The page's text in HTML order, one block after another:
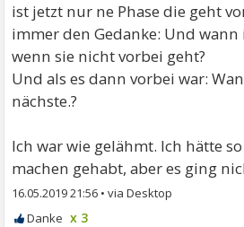
ist jetzt nur ne Phase die geht
immer den Gedanke: Und wann
wenn sie nicht vorbei geht?
Und als es dann vorbei war:
nächste.?
Ich war wie gelähmt. Ich hätte
machen gehabt, aber es ging
16.05.2019 21:56 •
x 3